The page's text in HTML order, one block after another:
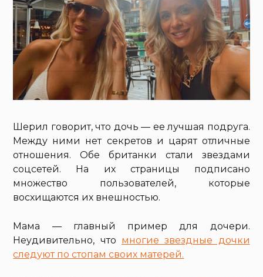
Шерил говорит, что дочь — ее лучшая подруга.
Между ними нет секретов и царят отличные
отношения. Обе британки стали звездами
соцсетей. На их страницы подписано
множество пользователей, которые
восхищаются их внешностью.
Мама — главный пример для дочери.
Неудивительно, что многие звездные дочки
следуют по стопам своих матерей.